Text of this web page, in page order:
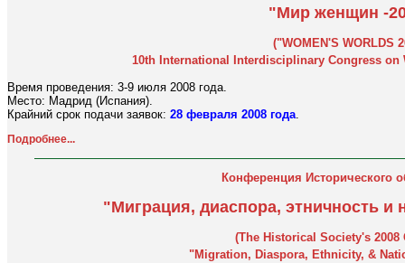
"Мир женщин -
("WOMEN'S WORLDS
10th International Interdisciplinary Congress on
Время проведения: 3-9 июля 2008 года.
Место: Мадрид (Испания).
Крайний срок подачи заявок: 28 февраля 2008 года.
Подробнее...
Конференция Исторического
"Миграция, диаспора, этничность и
(The Historical Society's 2008
"Migration, Diaspora, Ethnicity, &